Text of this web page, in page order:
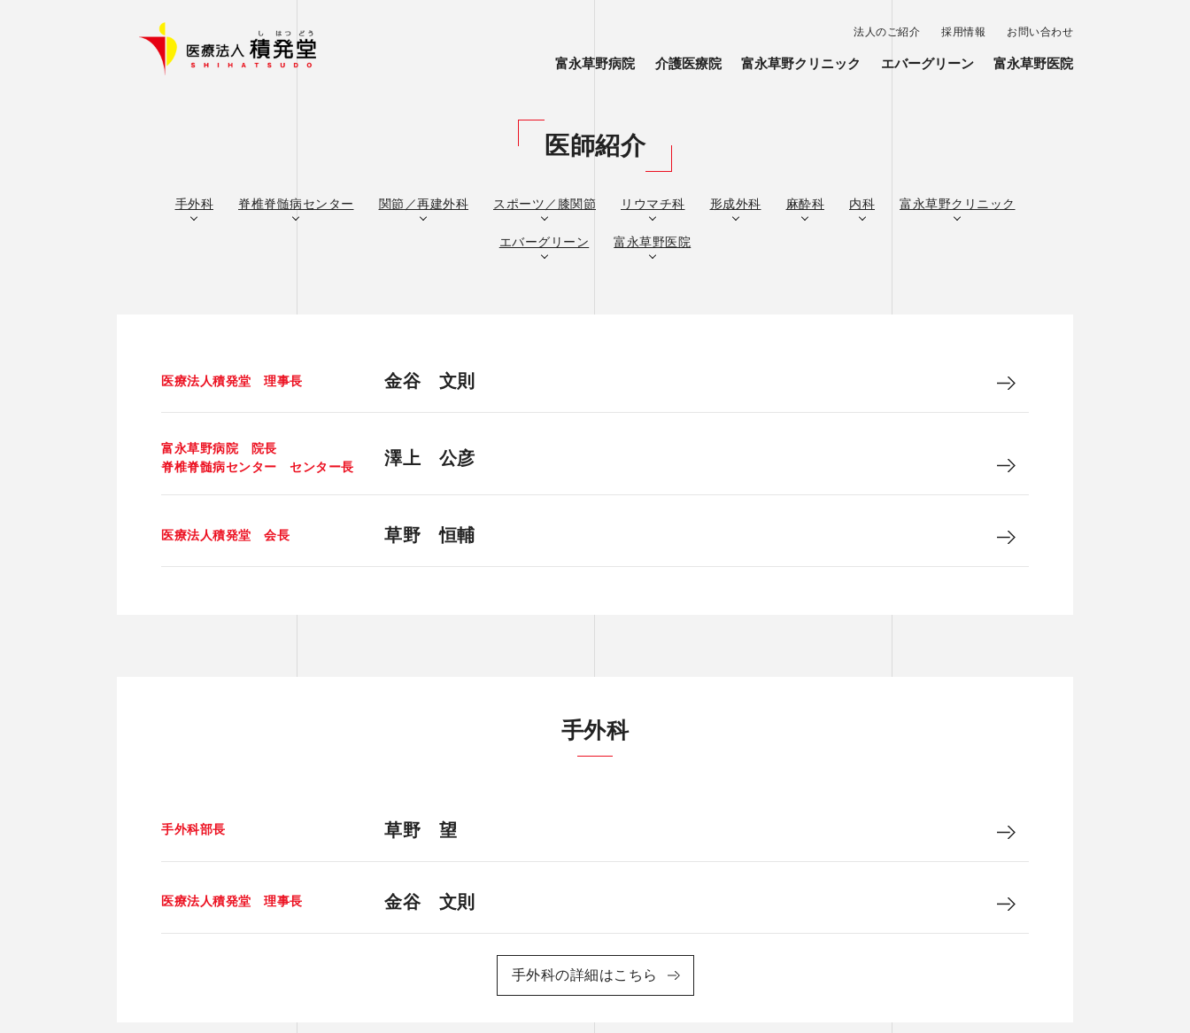
富永草野病院 介護医療院 富永草野クリニック エバーグリーン 富永草野医院
法人のご紹介 採用情報 お問い合わせ
医師紹介
手外科 脊椎脊髄病センター 関節／再建外科 スポーツ／膝関節 リウマチ科 形成外科 麻酔科 内科 富永草野クリニック
エバーグリーン 富永草野医院
医療法人積発堂 理事長 金谷 文則
富永草野病院 院長
脊椎脊髄病センター センター長
澤上 公彦
医療法人積発堂 会長 草野 恒輔
手外科
手外科部長 草野 望
医療法人積発堂 理事長 金谷 文則
手外科の詳細はこちら